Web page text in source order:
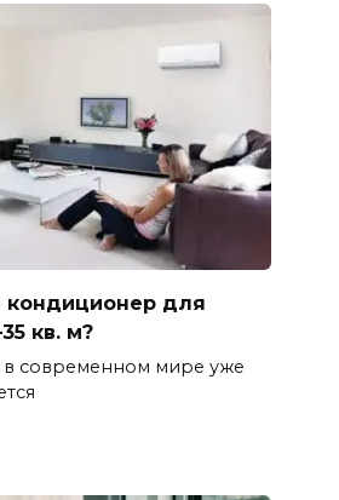
кондиционер для
кв. м?
современном мире уже